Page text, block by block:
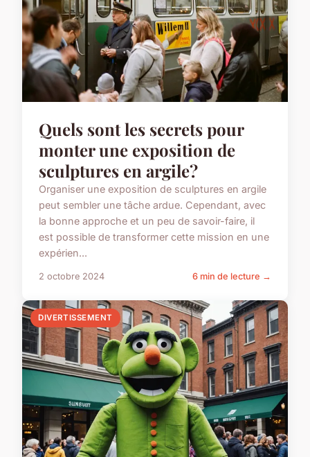
Quels sont les secrets pour
monter une exposition de
sculptures en argile?
Organiser une exposition de sculptures en argile
peut sembler une tâche ardue. Cependant, avec
la bonne approche et un peu de savoir-faire, il
est possible de transformer cette mission en une
expérien...
2 octobre 2024 6 min de lecture →
DIVERTISSEMENT